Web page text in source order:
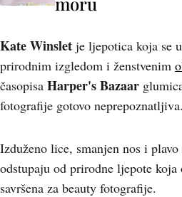
Kate Winslet je ljepotica koja se
prirodnim izgledom i ženstvenim
časopisa Harper's Bazaar
fotografije gotovo neprepoznatljiva.
Izduženo lice, smanjen nos i
odstupaju od prirodne ljepote
savršena za beauty fotografije.